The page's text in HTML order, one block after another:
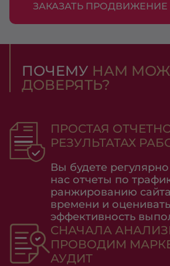
ЗАКАЗАТЬ ПРОДВИЖЕНИЕ
ПОЧЕМУ НАМ
ДОВЕРЯТЬ?
ПРОСТАЯ
РЕЗУЛЬТАТАХ
Вы будете
нас отчеты по
ранжированию
времени и оценивать
эффективность
СНАЧАЛА
ПРОВОДИМ
АУДИТ